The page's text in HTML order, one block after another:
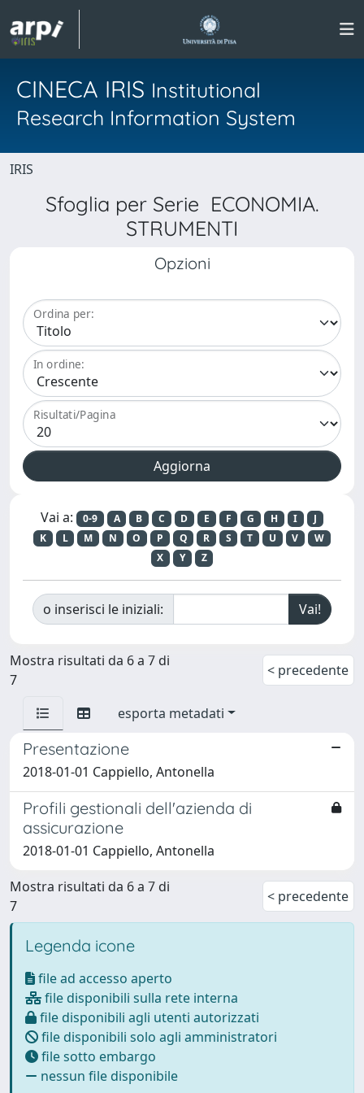
CINECA IRIS Institutional
Research Information System
IRIS
Sfoglia per Serie ECONOMIA.
STRUMENTI
Opzioni
Ordina per:
In ordine:
Risultati/Pagina
Vai a: 0-9 A B C D E F G H I
J
K
L M N O P Q R S T U V
W
X
Y Z
o inserisci le iniziali:
Mostra risultati da 6 a 7 di
7
< precedente
esporta metadati
Presentazione
2018-01-01 Cappiello, Antonella
Profili gestionali dell'azienda di
assicurazione
2018-01-01 Cappiello, Antonella
Mostra risultati da 6 a 7 di
7
< precedente
Legenda icone
file ad accesso aperto
file disponibili sulla rete interna
file disponibili agli utenti autorizzati
file disponibili solo agli amministratori
file sotto embargo
nessun file disponibile